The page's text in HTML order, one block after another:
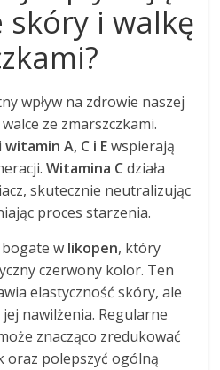
skóry i walkę
wpływ na zdrowie naszej
ze zmarszczkami.
witamin A, C i Ewspierają
Witamina Cdziała
skutecznie neutralizując
proces starzenia.
w likopen, który
czerwony kolor. Ten
elastyczność skóry, ale
nawilżenia. Regularne
znacząco zredukować
oraz polepszyć ogólną